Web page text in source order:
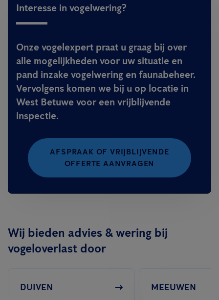
Interesse in vogelwering?
Onze vogelexpert praat u graag bij over
alle mogelijkheden voor uw situatie en
pand inzake vogelwering en faunabeheer.
Vervolgens komen we bij u op locatie in
West Betuwe voor een vrijblijvende
inspectie.
AFSPRAAK OF VRIJBLIJVENDE
OFFERTE AANVRAGEN
Wij bieden advies & wering bij
vogeloverlast door
DUIVEN MEEUWEN